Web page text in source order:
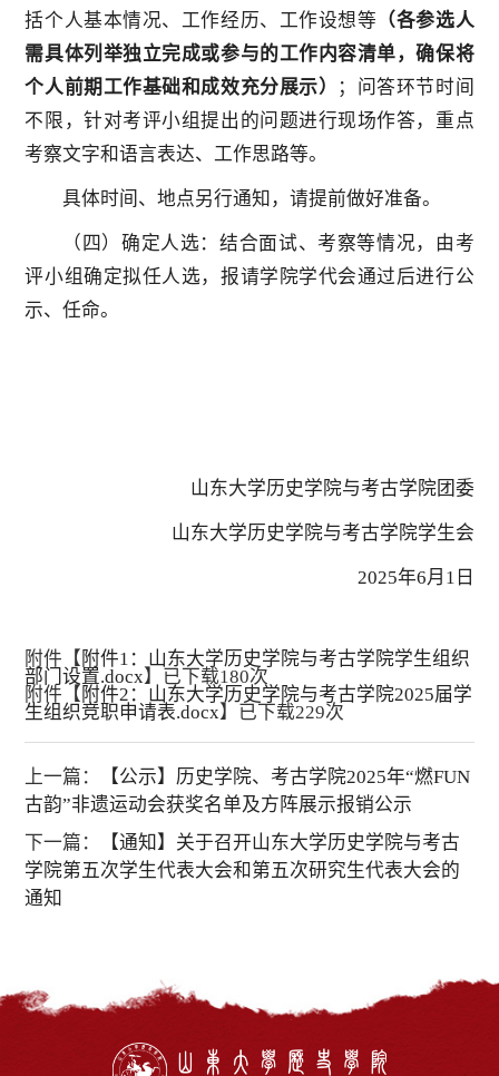
括个人基本情况、工作经历、工作设想等 （各参选人
需具体列举独立完成或参与的工作内容清单，确保将
个人前期工作基础和成效充分展示）
；问答环节时间
不限，针对考评小组提出的问题进行现场作答，重点
考察文字和语言表达、工作思路等。
具体时间、地点另行通知，请提前做好准备。
（四）确定人选：结合面试、考察等情况，由考
评小组确定拟任人选，报请学院学代会通过后进行公
示、任命。
山东大学历史学院与考古学院团委
山东大学历史学院与考古学院学生会
2025年6月1日
附件【 附件1：山东大学历史学院与考古学院学生组织
部门设置.docx】已下载180次
附件【 附件2：山东大学历史学院与考古学院2025届学
生组织竞职申请表.docx】已下载229次
上一篇：
【公示】历史学院、考古学院2025年“燃FUN
古韵”非遗运动会获奖名单及方阵展示报销公示
下一篇：
【通知】关于召开山东大学历史学院与考古
学院第五次学生代表大会和第五次研究生代表大会的
通知